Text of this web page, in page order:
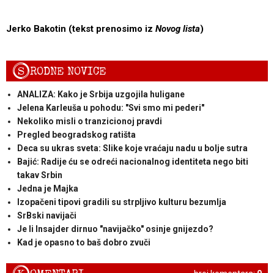
Jerko Bakotin (tekst prenosimo iz Novog lista)
SRODNE NOVICE
ANALIZA: Kako je Srbija uzgojila huligane
Jelena Karleuša u pohodu: "Svi smo mi pederi"
Nekoliko misli o tranzicionoj pravdi
Pregled beogradskog ratišta
Deca su ukras sveta: Slike koje vraćaju nadu u bolje sutra
Bajić: Radije ću se odreći nacionalnog identiteta nego biti
takav Srbin
Jedna je Majka
Izopačeni tipovi gradili su strpljivo kulturu bezumlja
SrBski navijači
Je li Insajder dirnuo "navijačko" osinje gnijezdo?
Kad je opasno to baš dobro zvuči